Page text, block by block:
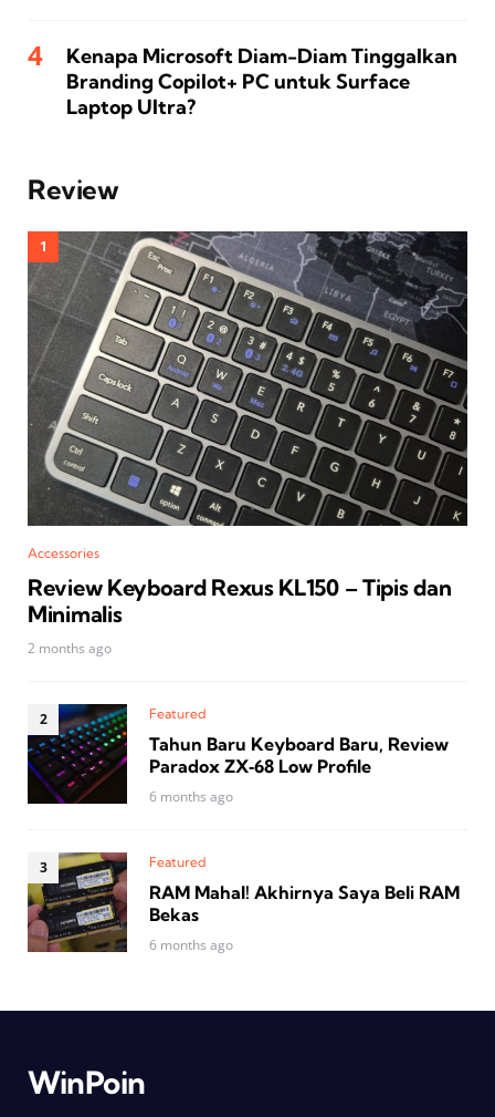
Kenapa Microsoft Diam-Diam Tinggalkan
Branding Copilot+ PC untuk Surface
Laptop Ultra?
Review
Accessories
Review Keyboard Rexus KL150 – Tipis dan
Minimalis
2 months ago
Featured
Tahun Baru Keyboard Baru, Review
Paradox ZX‑68 Low Profile
6 months ago
Featured
RAM Mahal! Akhirnya Saya Beli RAM
Bekas
6 months ago
WinPoin